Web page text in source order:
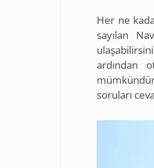
Her ne
sayılan
ardından
soruları